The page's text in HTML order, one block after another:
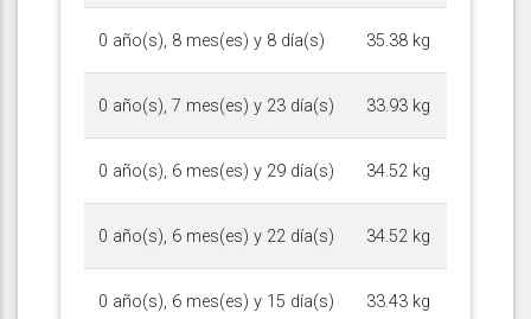
0 año(s), 8 mes(es) y 8 día(s) 35.38 kg
0 año(s), 7 mes(es) y 23 día(s) 33.93 kg
0 año(s), 6 mes(es) y 29 día(s) 34.52 kg
0 año(s), 6 mes(es) y 22 día(s) 34.52 kg
0 año(s), 6 mes(es) y 15 día(s) 33.43 kg